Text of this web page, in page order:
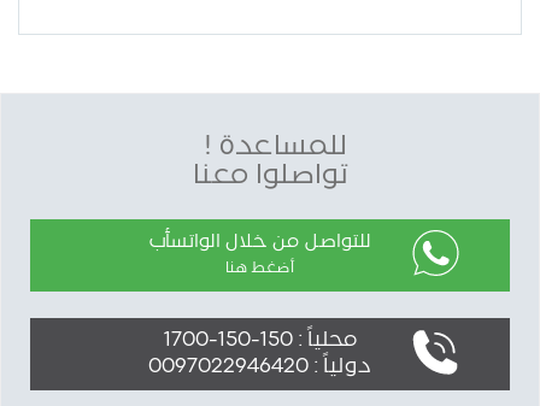
للمساعدة !
تواصلوا معنا
للتواصل من خلال الواتسأب
أضغط هنا
محلياً : 150-150-1700
دولياً : 0097022946420